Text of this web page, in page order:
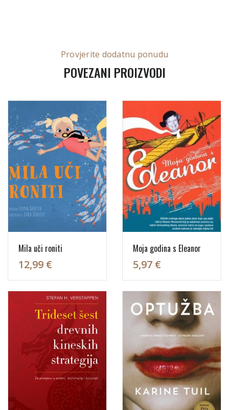
Provjerite dodatnu ponudu
POVEZANI PROIZVODI
Mila uči roniti
12,99 €
Moja godina s Eleanor
5,97 €